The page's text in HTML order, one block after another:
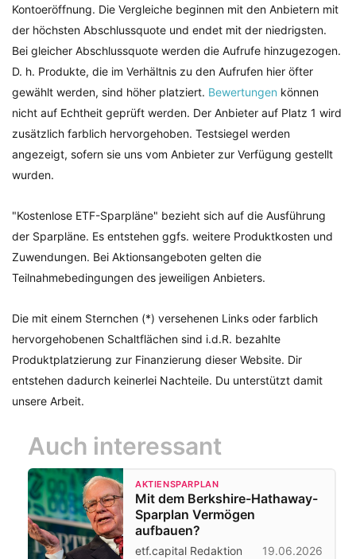
Kontoeröffnung. Die Vergleiche beginnen mit den Anbietern mit
der höchsten Abschlussquote und endet mit der niedrigsten.
Bei gleicher Abschlussquote werden die Aufrufe hinzugezogen.
D. h. Produkte, die im Verhältnis zu den Aufrufen hier öfter
gewählt werden, sind höher platziert. Bewertungen können
nicht auf Echtheit geprüft werden. Der Anbieter auf Platz 1 wird
zusätzlich farblich hervorgehoben. Testsiegel werden
angezeigt, sofern sie uns vom Anbieter zur Verfügung gestellt
wurden.
"Kostenlose ETF-Sparpläne" bezieht sich auf die Ausführung
der Sparpläne. Es entstehen ggfs. weitere Produktkosten und
Zuwendungen. Bei Aktionsangeboten gelten die
Teilnahmebedingungen des jeweiligen Anbieters.
Die mit einem Sternchen (*) versehenen Links oder farblich
hervorgehobenen Schaltflächen sind i.d.R. bezahlte
Produktplatzierung zur Finanzierung dieser Website. Dir
entstehen dadurch keinerlei Nachteile. Du unterstützt damit
unsere Arbeit.
Auch interessant
AKTIENSPARPLAN
Mit dem Berkshire-Hathaway-
Sparplan Vermögen
aufbauen?
etf.capital Redaktion 19.06.2026